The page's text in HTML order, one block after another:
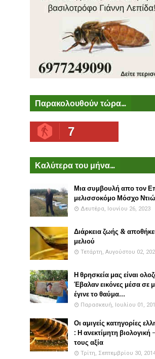
Παρακολουθούν τώρα...
7
Καλύτερα του μήνα...
Μια συμβουλή απο τον
μελισσοκόμο Μόσχο
Δευτέρα, Ιουνίου 26, 2023
Διάρκεια ζωής &
μελιού
Τετάρτη, Αυγούστου 02,
Η θρησκεία μας είναι
Έβαλαν εικόνες μέσα σε
έγινε το θαύμα...
Παρασκευή, Ιουλίου 01,
Οι αμιγείς κατηγορίες
: Η ανεκτίμητη βιολογική
τους αξία
Τρίτη, Σεπτεμβρίου 30,